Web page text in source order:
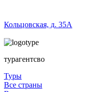
Кольцовская, д. 35А
турагентсво
Туры
Все страны